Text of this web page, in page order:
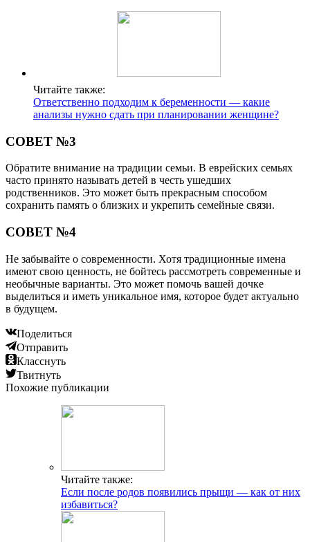
Читайте также:
Ответственно подходим к беременности — какие
анализы нужно сдать при планировании женщине?
СОВЕТ №3
Обратите внимание на традиции семьи. В еврейских семьях
часто принято называть детей в честь ушедших
родственников. Это может быть прекрасным способом
сохранить память о близких и укрепить семейные связи.
СОВЕТ №4
Не забывайте о современности. Хотя традиционные имена
имеют свою ценность, не бойтесь рассмотреть современные и
необычные варианты. Это может помочь вашей дочке
выделиться и иметь уникальное имя, которое будет актуально
в будущем.
Поделиться
Отправить
Класснуть
Твитнуть
Похожие публикации
Читайте также:
Если после родов появились прыщи — как от них
избавиться?